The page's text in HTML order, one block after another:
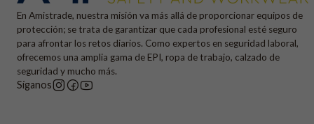
En Amistrade, nuestra misión va más allá de proporcionar equipos de
protección; se trata de garantizar que cada profesional esté seguro
para afrontar los retos diarios. Como expertos en seguridad laboral,
ofrecemos una amplia gama de EPI, ropa de trabajo, calzado de
seguridad y mucho más.
Síganos